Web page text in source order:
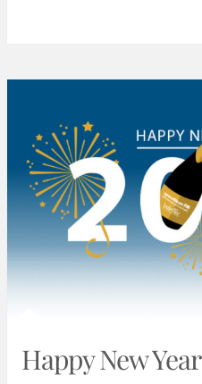
Happy New Year